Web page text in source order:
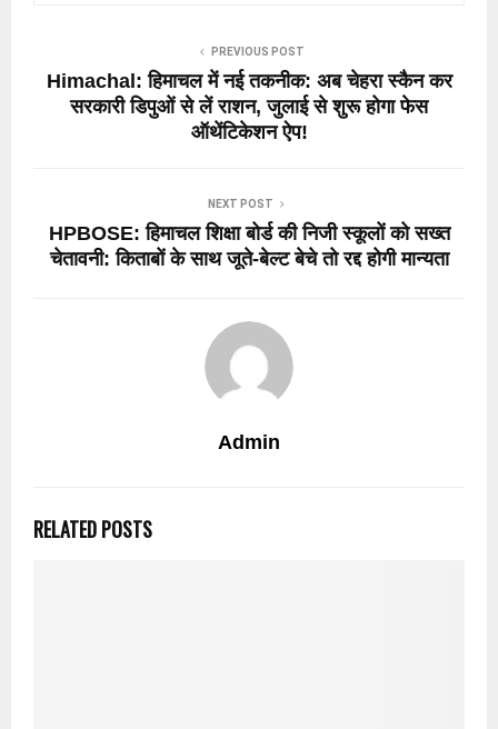
PREVIOUS POST
Himachal: हिमाचल में नई तकनीक: अब चेहरा स्कैन कर
सरकारी डिपुओं से लें राशन, जुलाई से शुरू होगा फेस
ऑथेंटिकेशन ऐप!
NEXT POST
HPBOSE: हिमाचल शिक्षा बोर्ड की निजी स्कूलों को सख्त
चेतावनी: किताबों के साथ जूते-बेल्ट बेचे तो रद्द होगी मान्यता
Admin
RELATED POSTS